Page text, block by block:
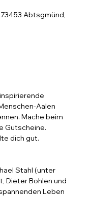
Abtsgmünd,
Aalen
Mache beim
Gutscheine.
dich gut.
Stahl (unter
Dieter Bohlen und
Leben